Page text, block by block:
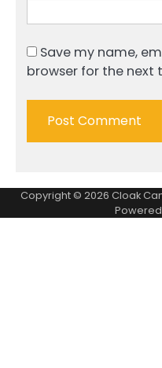
Save my name,
browser for the next
Copyright © 2026 Cloak